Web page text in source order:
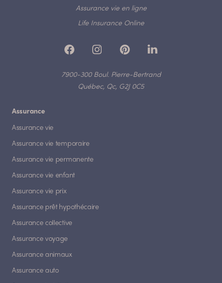
Assurance vie en ligne
Life Insurance Online
7900-300 Boul. Pierre-Bertrand
Québec, Qc, G2J 0C5
Assurance
Assurance vie
Assurance vie temporaire
Assurance vie permanente
Assurance vie enfant
Assurance vie prix
Assurance prêt hypothécaire
Assurance collective
Assurance voyage
Assurance animaux
Assurance auto